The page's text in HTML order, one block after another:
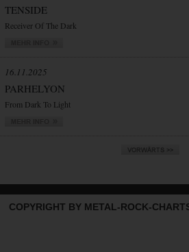
TENSIDE
Receiver Of The Dark
16.11.2025
PARHELYON
From Dark To Light
COPYRIGHT BY METAL-ROCK-